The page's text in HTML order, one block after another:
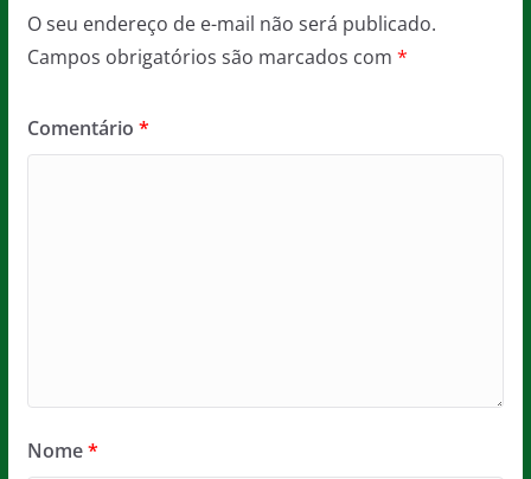
O seu endereço de e-mail não será publicado.
Campos obrigatórios são marcados com *
Comentário *
Nome*